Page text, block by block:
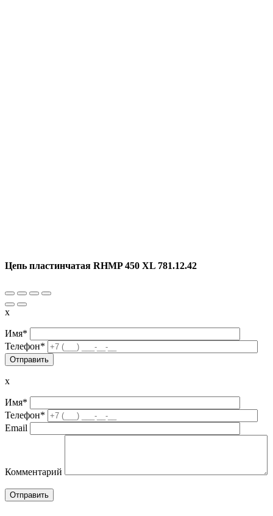
Цепь пластинчатая RHMP 450 XL 781.12.42
x
Имя*
Телефон*
x
Имя*
Телефон*
Email
Комментарий